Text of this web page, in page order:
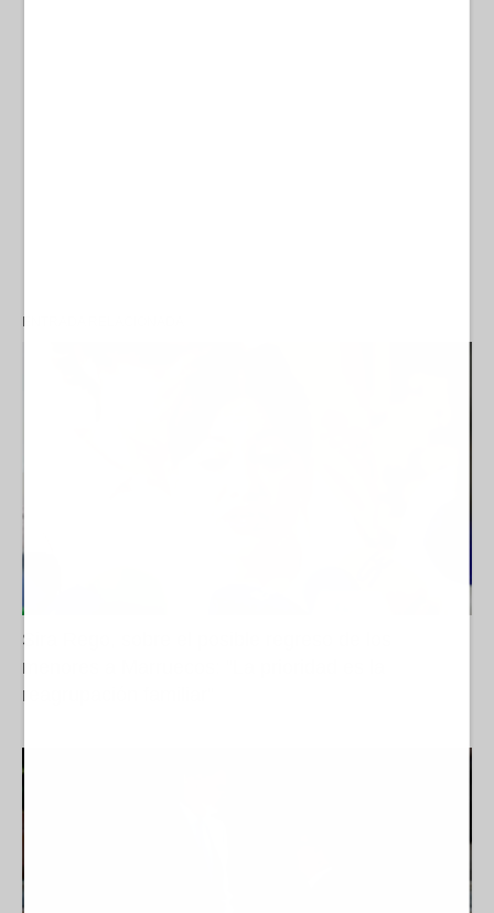
ENTRADA RELACIONADA
Sira Rego, sobre el posible regreso de los
menores a Marruecos: “La prioridad es la
reagrupación familiar”